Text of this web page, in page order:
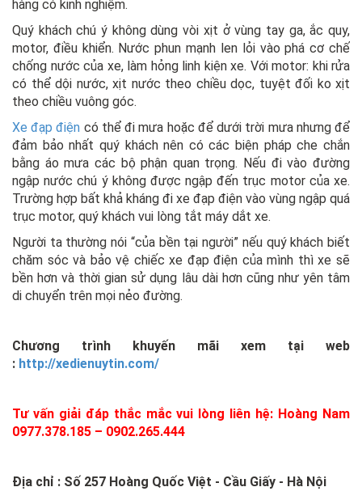
hàng có kinh nghiệm.
Quý khách chú ý không dùng vòi xịt ở vùng tay ga, ắc quy,
motor, điều khiển. Nước phun mạnh len lỏi vào phá cơ chế
chống nước của xe, làm hỏng linh kiện xe. Với motor: khi rửa
có thể dội nước, xịt nước theo chiều dọc, tuyệt đối ko xịt
theo chiều vuông góc.
Xe đạp điện có thể đi mưa hoặc để dưới trời mưa nhưng để
đảm bảo nhất quý khách nên có các biện pháp che chắn
bằng áo mưa các bộ phận quan trọng. Nếu đi vào đường
ngập nước chú ý không được ngập đến trục motor của xe.
Trường hợp bất khả kháng đi xe đạp điện vào vùng ngập quá
trục motor, quý khách vui lòng tắt máy dắt xe.
Người ta thường nói “của bền tại người” nếu quý khách biết
chăm sóc và bảo vệ chiếc xe đạp điện của mình thì xe sẽ
bền hơn và thời gian sử dụng lâu dài hơn cũng như yên tâm
di chuyển trên mọi nẻo đường.
Chương trình khuyến mãi xem tại web
: http://xedienuytin.com/
Tư vấn giải đáp thắc mắc vui lòng liên hệ: Hoàng Nam
0977.378.185 – 0902.265.444
Địa chỉ : Số 257 Hoàng Quốc Việt - Cầu Giấy - Hà Nội